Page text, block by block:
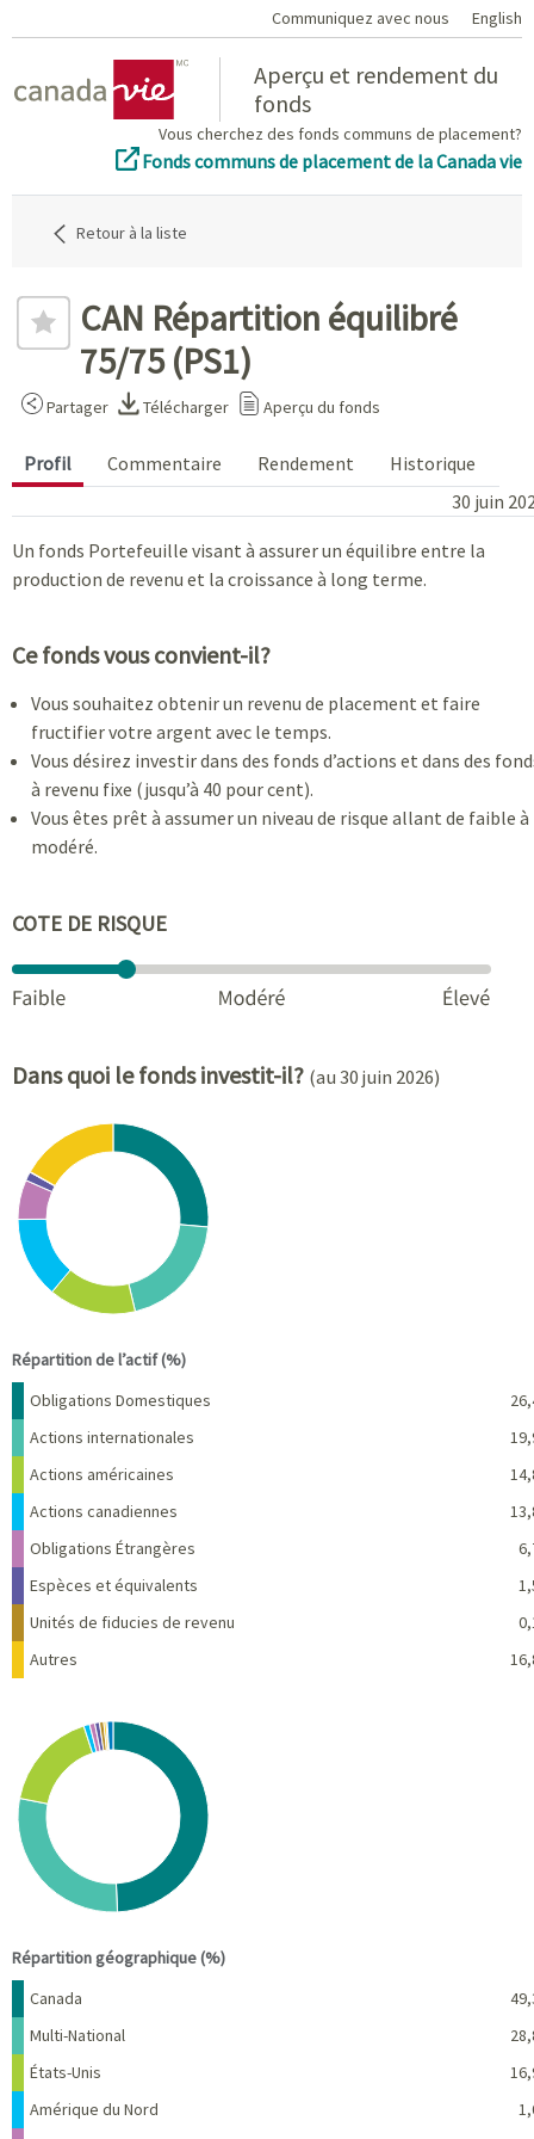
Communiquez avec nous English
Aperçu et rendement du
fonds
Vous cherchez des fonds communs de placement?
Fonds communs de placement de la Canada vie
Retour à la liste
CAN Répartition équilibré
75/75 (PS1)
Partager Télécharger Aperçu du fonds
Profil Commentaire Rendement
Historique
30 juin
Un fonds Portefeuille visant à assurer un équilibre entre la
production de revenu et la croissance à long terme.
Ce fonds vous convient-il?
Vous souhaitez obtenir un revenu de placement et faire
fructifier votre argent avec le temps.
Vous désirez investir dans des fonds d’actions et dans des
à revenu fixe (jusqu’à 40 pour cent).
Vous êtes prêt à assumer un niveau de risque allant de faible à
modéré.
COTE DE RISQUE
Dans quoi le fonds investit-il? (au 30 juin 2026)
Chart
Pie chart with 8 slices.
View as data table, Chart
Répartition de l’actif (%)
Nom Pourcentage
Obligations Domestiques
Actions internationales
Actions américaines
Actions canadiennes
Obligations Étrangères
Espèces et équivalents
Unités de fiducies de revenu
Autres
Chart
Pie chart with 10 slices.
View as data table, Chart
Répartition géographique (%)
Nom
Pourcentage
Canada
Multi-National
États-Unis
Amérique du Nord